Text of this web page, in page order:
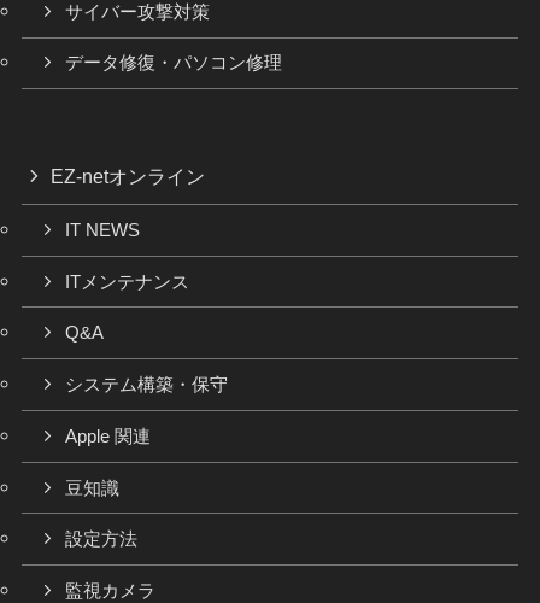
サイバー攻撃対策
データ修復・パソコン修理
EZ-netオンライン
IT NEWS
ITメンテナンス
Q&A
システム構築・保守
Apple 関連
豆知識
設定方法
監視カメラ